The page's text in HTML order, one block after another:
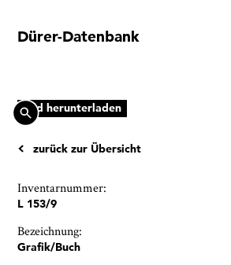
Dürer-Datenbank
Bild herunterladen
zurück zur Übersicht
Inventarnummer:
L 153/9
Bezeichnung:
Grafik/Buch
Ausstellungen
Museumsquartier